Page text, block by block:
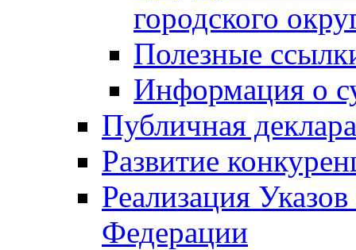
городского
Полезные
Информация о
Публичная
Развитие
Реализация
Федерации